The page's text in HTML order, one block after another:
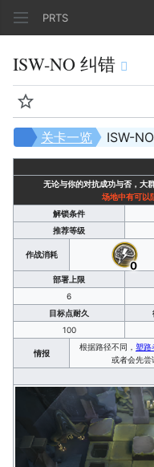
PRTS
ISW-NO 纠错
监视
ISW-
关卡一览
无论与你的对抗成功与否，大
场地中有可以
解锁条件
推荐等级
作战消耗
0
部署上限
6
目标点耐久
100
情报
根据路径不同， 塑路
或者会先尝